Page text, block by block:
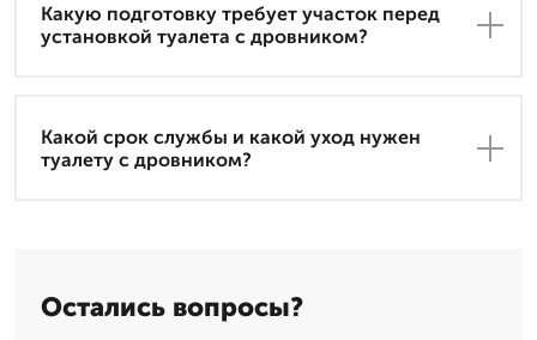
Какую подготовку требует участок перед
установкой туалета с дровником?
Какой срок службы и какой уход нужен
туалету с дровником?
Остались вопросы?